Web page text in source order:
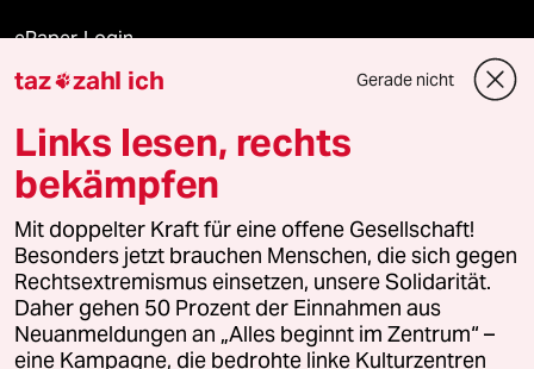
ePaper Login
Downloads für Abonnierende
© 2026 taz Verlags und Vertriebs GmbH
Alle Rechte vorbehalten. Bei rechtlichen Fragen oder für Genehmigungen
wenden Sie sich bitte an
lizenzen@taz.de
Feedback Redaktionsstatut Kommune-Richtlinien
taz zahl ich Gerade nicht
Links lesen, rechts
bekämpfen
Mit doppelter Kraft für eine offene Gesellschaft!
Besonders jetzt brauchen Menschen, die sich gegen
Rechtsextremismus einsetzen, unsere Solidarität.
Daher gehen 50 Prozent der Einnahmen aus
Neuanmeldungen an „Alles beginnt im Zentrum“ –
eine Kampagne, die bedrohte linke Kulturzentren